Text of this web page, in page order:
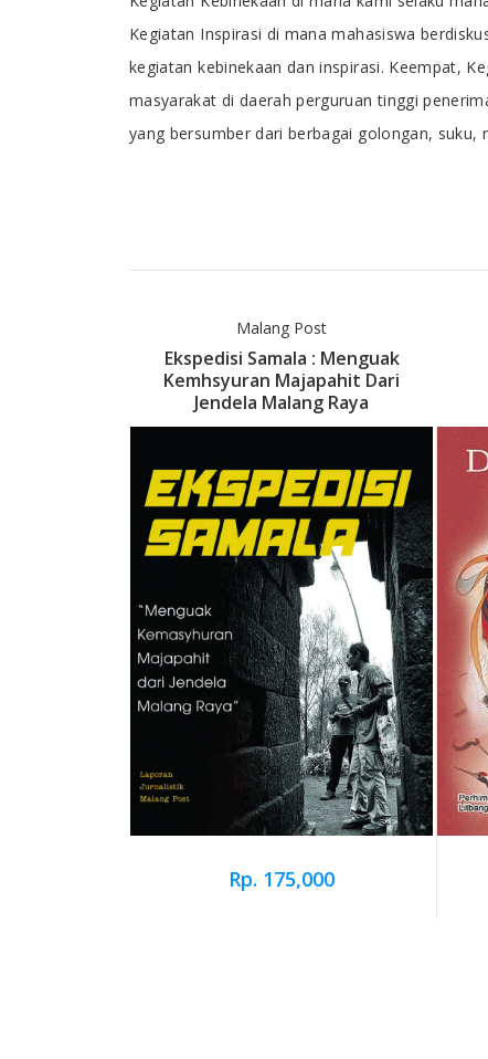
Kegiatan Inspirasi di mana mahasiswa
kegiatan kebinekaan dan inspirasi. Keempat,
masyarakat di daerah perguruan tinggi
yang bersumber dari berbagai golongan, suku,
Malang Post
Ekspedisi Samala : Menguak
Kemhsyuran Majapahit Dari
Jendela Malang Raya
Rp. 175,000